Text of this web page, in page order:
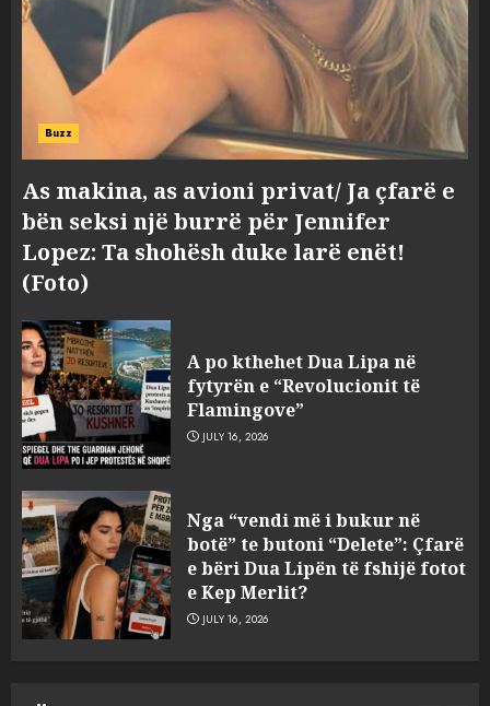
Buzz
As makina, as avioni privat/ Ja çfarë e
bën seksi një burrë për Jennifer
Lopez: Ta shohësh duke larë enët!
(Foto)
A po kthehet Dua Lipa në
fytyrën e “Revolucionit të
Flamingove”
JULY 16, 2026
Nga “vendi më i bukur në
botë” te butoni “Delete”: Çfarë
e bëri Dua Lipën të fshijë fotot
e Kep Merlit?
JULY 16, 2026
3
pas fundosjes anija e rrallë
gjermane e Luftës së Dytë
Botërore
AUGUST 6, 2026